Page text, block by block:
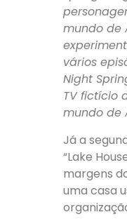
mundo de
vários
Night
TV fictício
mundo de
Já a
“Lake
margens
uma casa